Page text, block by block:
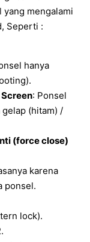
yang mengalami
Seperti :
hanya
: Ponsel
gelap (hitam) /
(force close)
karena
ponsel.
lock).